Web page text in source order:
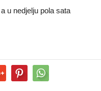
a u nedjelju pola sata